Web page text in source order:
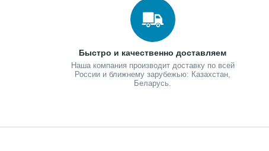
Быстро и качественно доставляем
Наша компания производит доставку по всей
России и ближнему зарубежью: Казахстан,
Беларусь.